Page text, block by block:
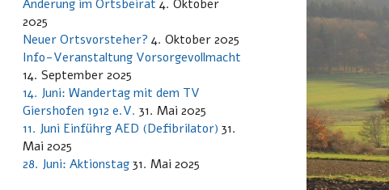
Änderung im Ortsbeirat 4. Oktober
2025
Neuer Ortsvorsteher? 4. Oktober 2025
Info-Veranstaltung Vorsorgevollmacht
14. September 2025
14. Juni: Wandertag mit dem TV
Giershofen 1912 e.V. 31. Mai 2025
11. Juni Einführg AED (Defibrilator) 31.
Mai 2025
28. Juni: Aktionstag 31. Mai 2025